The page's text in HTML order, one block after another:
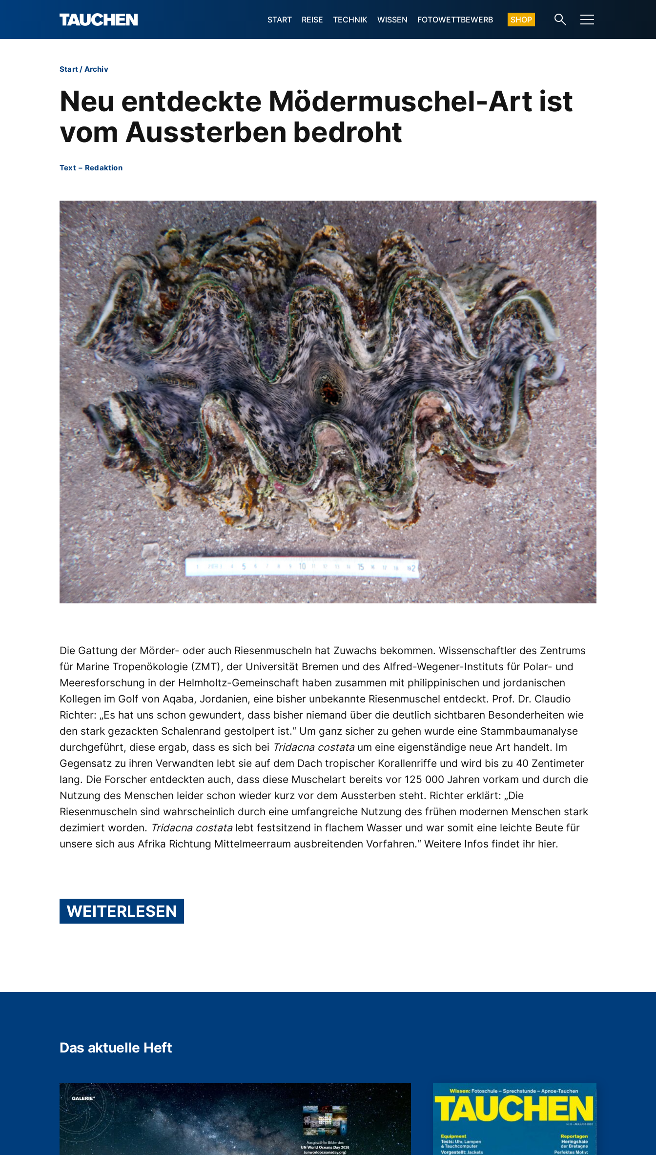
START REISE TECHNIK WISSEN FOTOWETTBEWERB SHOP
Start/ Archiv
Neu entdeckte Mödermuschel-Art ist
vom Aussterben bedroht
Text – Redaktion
Die Gattung der Mörder- oder auch Riesenmuscheln hat Zuwachs bekommen. Wissenschaftler des Zentrums
für Marine Tropenökologie (ZMT), der Universität Bremen und des Alfred-Wegener-Instituts für Polar- und
Meeresforschung in der Helmholtz-Gemeinschaft haben zusammen mit philippinischen und jordanischen
Kollegen im Golf von Aqaba, Jordanien, eine bisher unbekannte Riesenmuschel entdeckt. Prof. Dr. Claudio
Richter: „Es hat uns schon gewundert, dass bisher niemand über die deutlich sichtbaren Besonderheiten wie
den stark gezackten Schalenrand gestolpert ist.“ Um ganz sicher zu gehen wurde eine Stammbaumanalyse
durchgeführt, diese ergab, dass es sich bei Tridacna costata um eine eigenständige neue Art handelt. Im
Gegensatz zu ihren Verwandten lebt sie auf dem Dach tropischer Korallenriffe und wird bis zu 40 Zentimeter
lang. Die Forscher entdeckten auch, dass diese Muschelart bereits vor 125 000 Jahren vorkam und durch die
Nutzung des Menschen leider schon wieder kurz vor dem Aussterben steht. Richter erklärt: „Die
Riesenmuscheln sind wahrscheinlich durch eine umfangreiche Nutzung des frühen modernen Menschen stark
dezimiert worden. Tridacna costatalebt festsitzend in flachem Wasser und war somit eine leichte Beute für
unsere sich aus Afrika Richtung Mittelmeerraum ausbreitenden Vorfahren.“ Weitere Infos findet ihr hier.
WEITERLESEN
Das aktuelle Heft